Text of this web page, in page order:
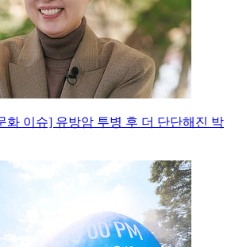
화 이슈] 유방암 투병 후 더 단단해진 박